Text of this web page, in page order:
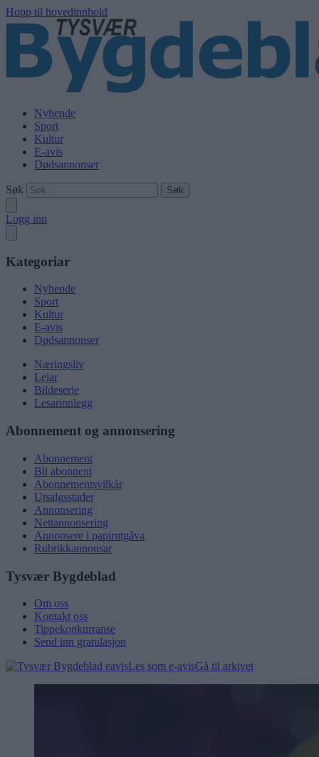
Hopp til hovedinnhold
Nyhende
Sport
Kultur
E-avis
Dødsannonser
Søk
Logg inn
Kategoriar
Nyhende
Sport
Kultur
E-avis
Dødsannonser
Næringsliv
Leiar
Bildeserie
Lesarinnlegg
Abonnement og annonsering
Abonnement
Bli abonnent
Abonnementsvilkår
Utsalgsstader
Annonsering
Nettannonsering
Annonsere i papirutgåva
Rubrikkannonsar
Tysvær Bygdeblad
Om oss
Kontakt oss
Tippekonkurranse
Send inn gratulasjon
Les som e-avisGå til arkivet